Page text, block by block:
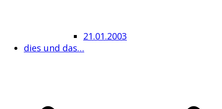
21.01.2003
dies und das…